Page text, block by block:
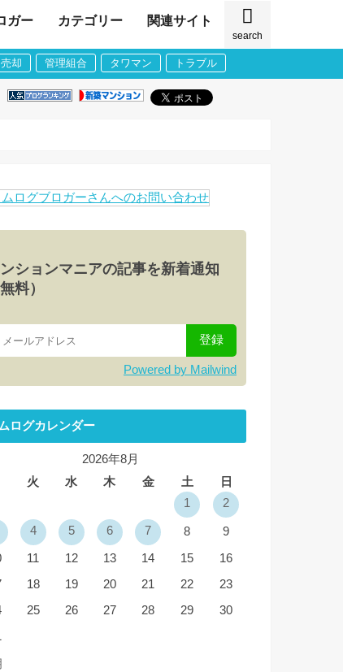
search
ガー カテゴリー 関連サイト
売却 管理組合 タワマン トラブル
ションマニアの記事を新着通知
無料）
Powered by Mailwind
ログカレンダー
2026年8月
火 水 木 金 土
日
1
2
4 5 6 7 8 9
11 12 13 14 15
16
18 19 20 21 22
23
25 26 27 28 29
30